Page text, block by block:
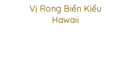
Vị Rong Biển Kiểu
Hawaii